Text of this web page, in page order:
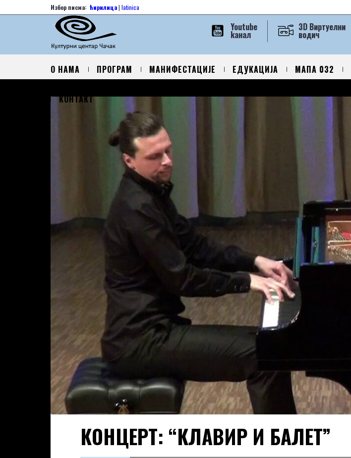
Избор писма: ћирилица| latinica
3D Виртуелни
водич
Youtube
kанал
О НАМА ПРОГРАМ МАНИФЕСТАЦИЈЕ ЕДУКАЦИЈА МАПА 032
КОНТАКТ
КОНЦЕРТ: “КЛАВИР И БАЛЕТ”